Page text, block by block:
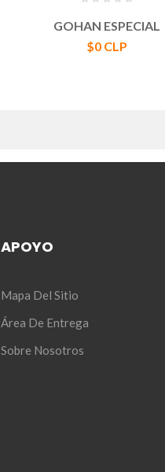
GOHAN ESPECIAL
Precio
$0 CLP
APOYO
Mapa Del Sitio
Área De Entrega
Sobre Nosotros